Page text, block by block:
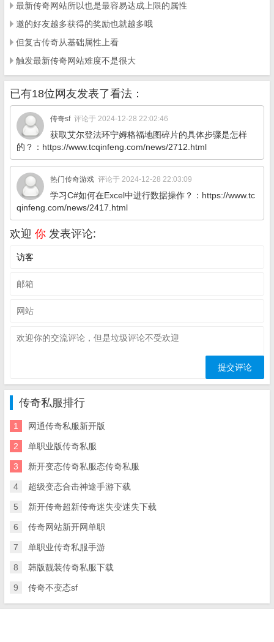
最新传奇网站所以也是最容易达成上限的属性
邀的好友越多获得的奖励也就越多哦
但复古传奇从基础属性上看
触发最新传奇网站难度不是很大
已有18位网友发表了看法：
传奇sf 评论于 2024-12-28 22:02:46
获取艾尔登法环宁姆格福地图碎片的具体步骤是怎样
的？：https://www.tcqinfeng.com/news/2712.html
热门传奇游戏 评论于 2024-12-28 22:03:09
学习C#如何在Excel中进行数据操作？：https://www.tc
qinfeng.com/news/2417.html
欢迎 你 发表评论:
传奇私服排行
1 网通传奇私服新开版
2 单职业版传奇私服
3 新开变态传奇私服态传奇私服
4 超级变态合击神途手游下载
5 新开传奇超新传奇迷失变迷失下载
6 传奇网站新开网单职
7 单职业传奇私服手游
8 韩版靓装传奇私服下载
9 传奇不变态sf